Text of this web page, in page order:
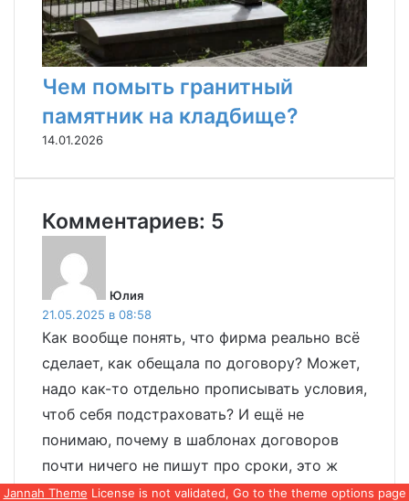
Jannah Theme License is not validated, Go to the theme options page
Чем помыть гранитный
памятник на кладбище?
14.01.2026
Комментариев: 5
Юлия
21.05.2025 в 08:58
Как вообще понять, что фирма реально всё
сделает, как обещала по договору? Может,
надо как-то отдельно прописывать условия,
чтоб себя подстраховать? И ещё не
понимаю, почему в шаблонах договоров
почти ничего не пишут про сроки, это ж
важно.